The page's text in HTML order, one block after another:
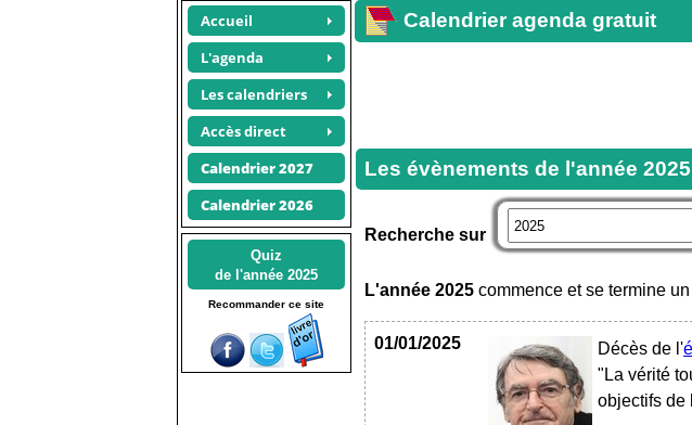
Accueil
L'agenda
Les calendriers
Accès direct
Calendrier 2027
Calendrier 2026
Calendrier agenda gratuit
Les évènements de l'année 2025
Recherche sur
L'année 2025 commence et se termine
01/01/2025 Décès de l'
"La vérité
objectifs de
Quiz
de l'année 2025
Recommander ce site